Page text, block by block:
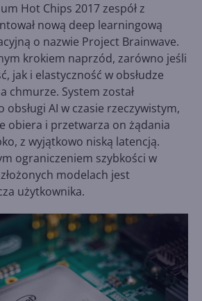
Hot Chips 2017 zespół z
nową deep learningową
o nazwie Project Brainwave.
krokiem naprzód, zarówno jeśli
jak i elastyczność w obsłudze
chmurze. System został
AI w czasie rzeczywistym,
obiera i przetwarza on żądania
z wyjątkowo niską latencją.
ograniczeniem szybkości w
modelach jest
użytkownika.